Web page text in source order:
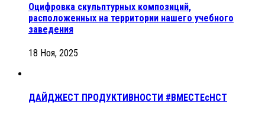
Оцифровка скульптурных композиций,
расположенных на территории нашего учебного
заведения
18 Ноя, 2025
ДАЙДЖЕСТ ПРОДУКТИВНОСТИ #ВМЕСТЕсНСТ